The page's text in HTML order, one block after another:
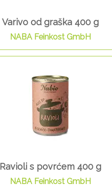
Varivo od graška 400 g
NABA Feinkost GmbH
Ravioli s povrćem 400 g
NABA Feinkost GmbH